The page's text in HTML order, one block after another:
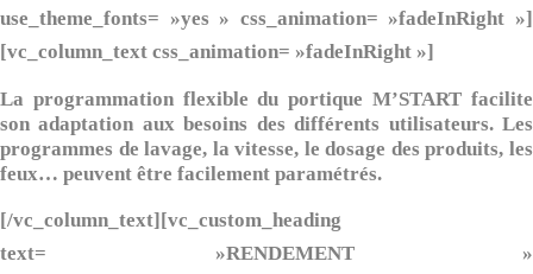
use_theme_fonts= »yes » css_animation= »fadeInRight »]
[vc_column_text css_animation= »fadeInRight »]
La programmation flexible du portique M’START facilite
son adaptation aux besoins des différents utilisateurs. Les
programmes de lavage, la vitesse, le dosage des produits, les
feux… peuvent être facilement paramétrés.
[/vc_column_text][vc_custom_heading
text= »RENDEMENT »